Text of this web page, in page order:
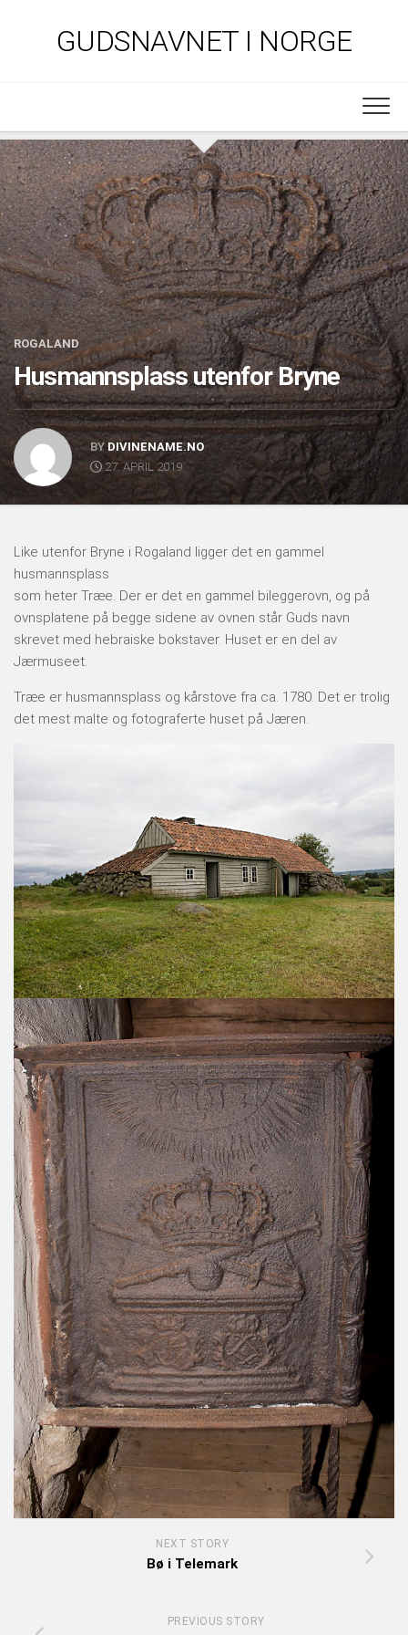
GUDSNAVNET I NORGE
ROGALAND
Husmannsplass utenfor Bryne
BY DIVINENAME.NO
27. APRIL 2019
Like utenfor Bryne i Rogaland ligger det en gammel
husmannsplass
som heter Træe. Der er det en gammel bileggerovn, og på
ovnsplatene på begge sidene av ovnen står Guds navn
skrevet med hebraiske bokstaver. Huset er en del av
Jærmuseet.
Træe er husmannsplass og kårstove fra ca. 1780. Det er trolig
det mest malte og fotograferte huset på Jæren.
NEXT STORY
Bø i Telemark
PREVIOUS STORY